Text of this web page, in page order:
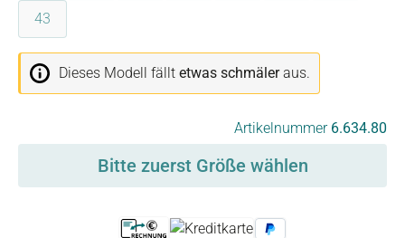
43(Diese Option ist zurzeit nicht verfügbar.)
auswählen
Dieses Modell fällt etwas schmäleraus.
Artikelnummer 6.634.80
Bitte zuerst Größe wählen